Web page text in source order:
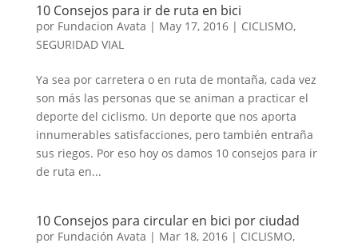
10 Consejos para ir de ruta en bici
por Fundacion Avata | May 17, 2016| CICLISMO,
SEGURIDAD VIAL
Ya sea por carretera o en ruta de montaña, cada vez
son más las personas que se animan a practicar el
deporte del ciclismo. Un deporte que nos aporta
innumerables satisfacciones, pero también entraña
sus riegos. Por eso hoy os damos 10 consejos para ir
de ruta en...
10 Consejos para circular en bici por ciudad
por Fundación Avata | Mar 18, 2016| CICLISMO,